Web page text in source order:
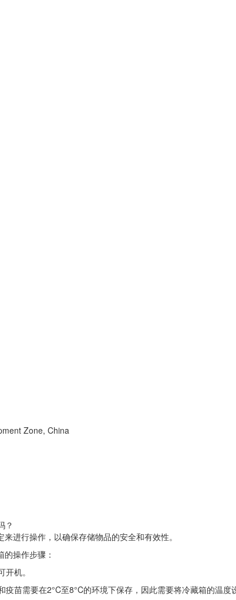
Zone, China
进行操作，以确保存储物品的安全和有效性。
操作步骤：
机。
苗需要在2°C至8°C的环境下保存，因此需要将冷藏箱的温度